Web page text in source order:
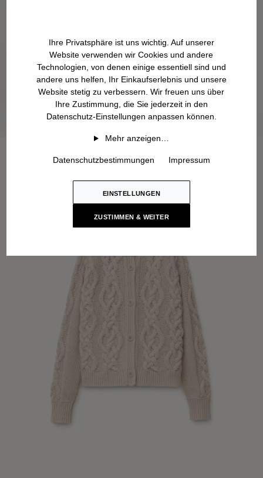
Ihre Privatsphäre ist uns wichtig. Auf unserer
Website verwenden wir Cookies und andere
Technologien, von denen einige essentiell sind und
andere uns helfen, Ihr Einkaufserlebnis und unsere
Website stetig zu verbessern. Wir freuen uns über
Ihre Zustimmung, die Sie jederzeit in den
Datenschutz-Einstellungen anpassen können.
Mehr anzeigen…
Datenschutzbestimmungen Impressum
EINSTELLUNGEN
ZUSTIMMEN & WEITER